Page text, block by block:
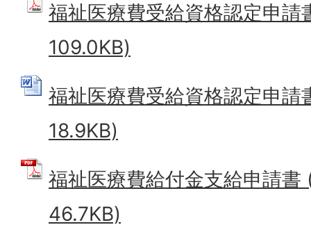
福祉医療費受給資格認定申請
109.0KB)
福祉医療費受給資格認定申
18.9KB)
福祉医療費給付金支給申請書
46.7KB)